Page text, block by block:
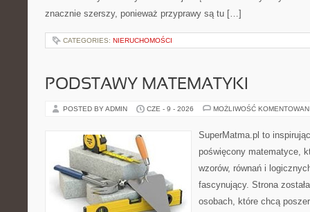
znacznie szerszy, ponieważ przyprawy są tu […]
CATEGORIES: NIERUCHOMOŚCI
PODSTAWY MATEMATYKI
POSTED BY ADMIN CZE - 9 - 2026 MOŻLIWOŚĆ
SuperMatma.pl to
poświęcony matematyce,
wzorów, równań i
fascynujący. Strona
osobach, które chcą